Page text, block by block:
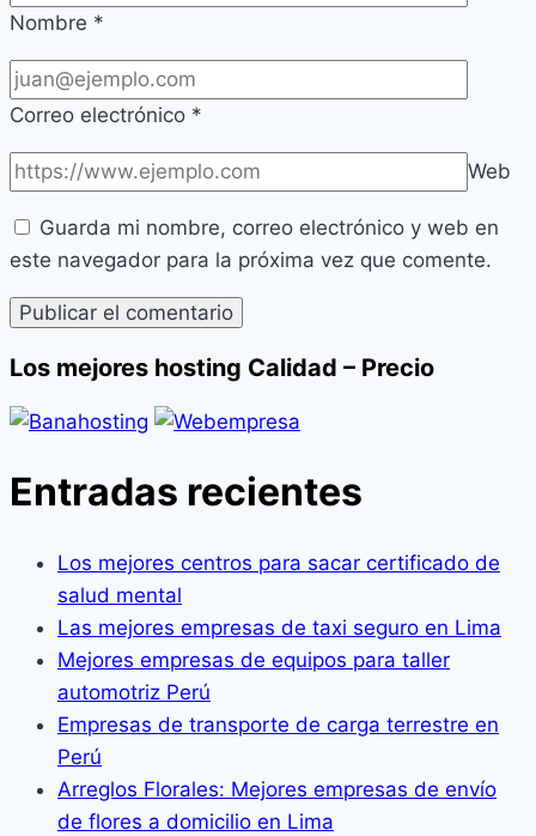
Nombre *
Correo electrónico *
Web
Guarda mi nombre, correo electrónico y web en
este navegador para la próxima vez que comente.
Los mejores hosting Calidad – Precio
Entradas recientes
Los mejores centros para sacar certificado de
salud mental
Las mejores empresas de taxi seguro en Lima
Mejores empresas de equipos para taller
automotriz Perú
Empresas de transporte de carga terrestre en
Perú
Arreglos Florales: Mejores empresas de envío
de flores a domicilio en Lima